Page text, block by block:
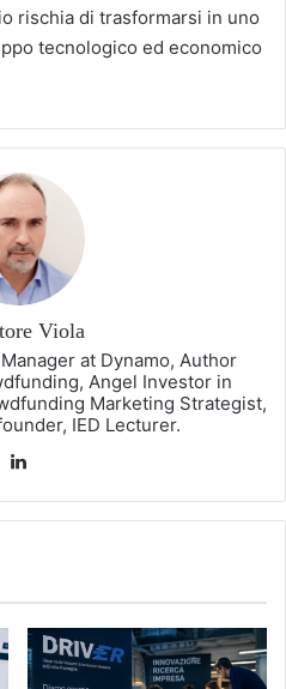
rischia di trasformarsi in uno
tecnologico ed economico
Viola
at Dynamo, Author
Angel Investor in
Marketing Strategist,
IED Lecturer.